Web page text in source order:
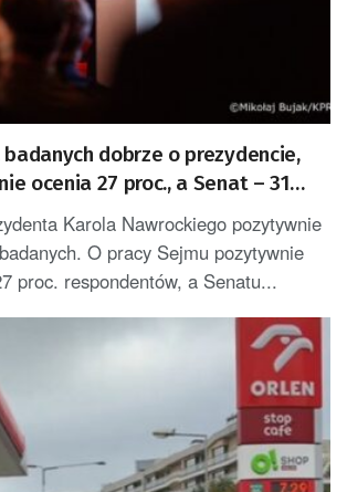
badanych dobrze o prezydencie,
ocenia 27 proc., a Senat – 31
Karola Nawrockiego pozytywnie
O pracy Sejmu pozytywnie
proc. respondentów, a Senatu...